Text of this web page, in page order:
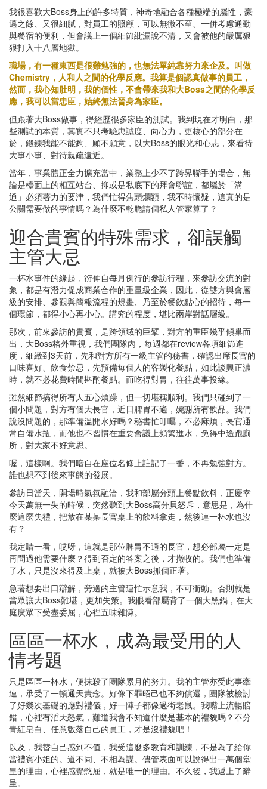
我很喜歡大Boss身上的許多特質，神奇地融合各種極端的屬性，豪
邁之餘、又很細膩，對員工的照顧，可以無微不至、一併考慮通勤
與餐宿的便利，但會議上一個細節紕漏說不清，又會被他的嚴厲狠
狠打入十八層地獄。
職場，有一種東西是很難勉強的，也無法單純靠努力來企及。叫做
Chemistry，人和人之間的化學反應。我算是個認真做事的員工，
然而，我心知肚明，我的個性，不會帶來我和大Boss之間的化學反
應，我可以當忠臣，始終無法晉身為家臣。
但跟著大Boss做事，得經歷很多家臣的測試。我到現在才明白，那
些測試的本質，其實不只考驗忠誠度、向心力，更核心的部分在
於，鍛鍊我能不能夠、願不願意，以大Boss的眼光和心志，來看待
大事小事、對待親疏遠近。
當年，事業體正全力擴充當中，業務上少不了跨界聯手的場合，無
論是檯面上的相互站台、抑或是私底下的拜會聯誼，都屬於「溝
通」必須著力的要津，我們忙得焦頭爛額，我不時懷疑，這真的是
公關需要做的事情嗎？為什麼不乾脆請個私人管家算了？
迎合貴賓的特殊需求，卻誤觸
主管大忌
一杯水事件的緣起，衍伸自每月例行的參訪行程，來參訪交流的對
象，都是有潛力促成商業合作的重量級企業，因此，從雙方與會層
級的安排、參觀與簡報流程的規畫、乃至於餐飲點心的招待，每一
個環節，都得小心再小心。講究的程度，堪比兩岸對話層級。
那次，前來參訪的貴賓，是跨領域的巨擘，對方的重臣幾乎傾巢而
出，大Boss格外重視，我們團隊內，每週都在review各項細節進
度，細緻到3天前，先和對方所有一級主管的秘書，確認出席長官的
口味喜好、飲食禁忌，先預備每個人的客製化餐點，如此談興正濃
時，就不必花費時間斟酌餐點。而吃得對胃，往往萬事投緣。
雖然細節搞得所有人五心煩躁，但一切堪稱順利。我們只碰到了一
個小問題，對方有個大長官，近日脾胃不適，婉謝所有飲品。我們
說沒問題的，那準備溫開水好嗎？秘書忙叮囑，不必麻煩，長官通
常自備水瓶，而他也不習慣在重要會議上頻繁進水，免得中途跑廁
所，對大家不好意思。
喔，這樣啊。我們暗自在座位名條上註記了一番，不再勉強對方。
誰也想不到後來事態的發展。
參訪日當天，開場時氣氛融洽，我和部屬分頭上餐點飲料，正慶幸
今天萬無一失的時候，突然聽到大Boss高分貝怒斥，意思是，為什
麼這麼失禮，把放在某某長官桌上的飲料拿走，然後連一杯水也沒
有？
我定睛一看，哎呀，這就是那位脾胃不適的長官，想必部屬一定是
再問過他需要什麼？得到否定的答案之後，才撤收的。我們也準備
了水，只是沒來得及上桌，就被大Boss抓個正著。
急著想要出口辯解，旁邊的主管連忙示意我，不可衝動。否則就是
當眾讓大Boss難堪，更加失策。我眼看部屬背了一個大黑鍋，在大
庭廣眾下受盡委屈，心裡五味雜陳。
區區一杯水，成為最受用的人
情考題
只是區區一杯水，便抹殺了團隊累月的努力。我的主管亦受此事牽
連，承受了一頓通天責念。好像下罪昭己也不夠償還，團隊被檢討
了好幾次基礎的應對禮儀，好一陣子都像過街老鼠。我嘴上流暢賠
錯，心裡有滔天怒氣，難道我會不知道什麼是基本的禮貌嗎？不分
青紅皂白、任意數落自己的員工，才是沒禮貌吧！
以及，我替自己感到不值，我受這麼多教育和訓練，不是為了給你
當禮賓小姐的。道不同、不相為謀。儘管表面可以說得出一萬個堂
皇的理由，心裡感覺憋屈，就是唯一的理由。不久後，我遞上了辭
呈。